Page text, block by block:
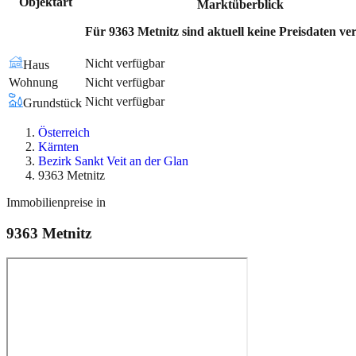
Marktüberblick
Für 9363 Metnitz sind aktuell keine Preisdaten
Haus
Nicht verfügbar
Wohnung
Nicht verfügbar
Grundstück Nicht verfügbar
Österreich
Kärnten
Bezirk Sankt Veit an der Glan
9363 Metnitz
Immobilienpreise in
9363 Metnitz